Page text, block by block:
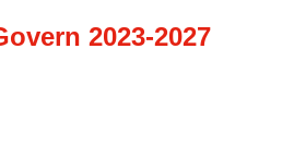
2023-2027